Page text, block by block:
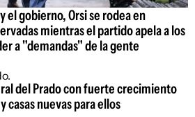
el gobierno, Orsi se rodea en
mientras el partido apela a los
a "demandas" de la gente
del Prado con fuerte crecimiento
casas nuevas para ellos